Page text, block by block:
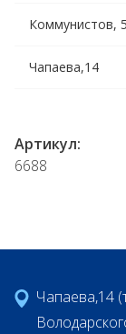
Коммунистов,
Чапаева,14
Артикул:
6688
Чапаева,14